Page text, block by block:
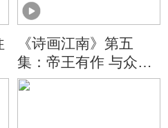
《诗画江南》第五
集：帝王有作 与众同
波 没想到你是这样的